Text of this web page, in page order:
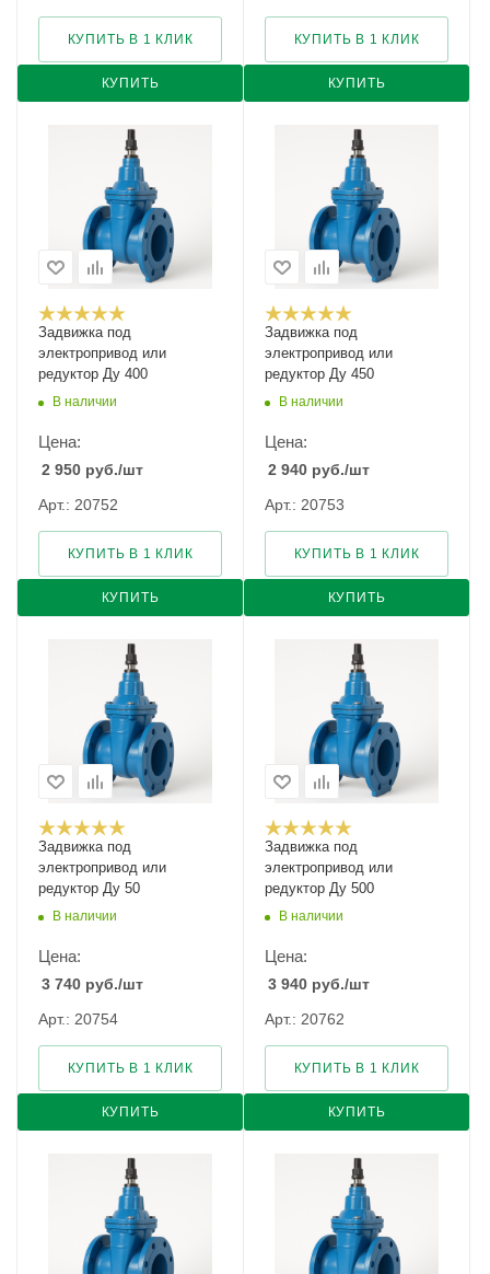
КУПИТЬ
КУПИТЬ В 1 КЛИК
КУПИТЬ
КУПИТЬ В 1 КЛИК
Задвижка под
электропривод или
редуктор Ду 400
В наличии
Цена:
2 950 руб./шт
Арт.: 20752
КУПИТЬ
КУПИТЬ В 1 КЛИК
Задвижка под
электропривод или
редуктор Ду 450
В наличии
Цена:
2 940 руб./шт
Арт.: 20753
КУПИТЬ
КУПИТЬ В 1 КЛИК
Задвижка под
электропривод или
редуктор Ду 50
В наличии
Цена:
3 740 руб./шт
Арт.: 20754
КУПИТЬ
КУПИТЬ В 1 КЛИК
Задвижка под
электропривод или
редуктор Ду 500
В наличии
Цена:
3 940 руб./шт
Арт.: 20762
КУПИТЬ
КУПИТЬ В 1 КЛИК